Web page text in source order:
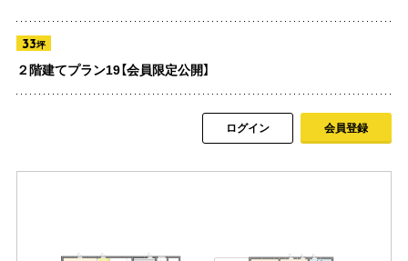
33坪
２階建てプラン19【会員限定公開】
ログイン 会員登録